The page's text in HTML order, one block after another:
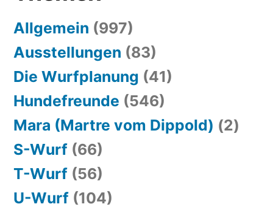
Allgemein (997)
Ausstellungen (83)
Die Wurfplanung (41)
Hundefreunde (546)
Mara (Martre vom Dippold) (2)
S-Wurf (66)
T-Wurf (56)
U-Wurf (104)